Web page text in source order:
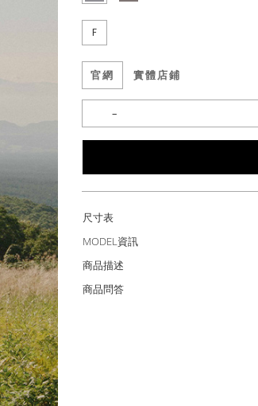
F
官網 實體店鋪
尺寸表
MODEL資訊
商品描述
商品問答